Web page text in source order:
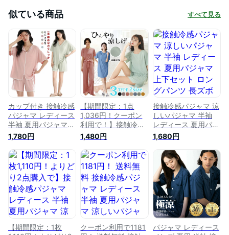
似ている商品 すべて見る
カップ付き 接触冷感
パジャマ レディース
半袖 夏用パジャマ
涼しいパジャマ ハー
フパンツ 長ズボン
ワンピース ルームウ
ェア ナイトウェア
上下セット ゆったり
シンプル 無地 寝間
着 部屋着 リラック
ス 大きいサイズ 送
料無料
1,780円
【期間限定：1点
1,036円！クーポン
利用で！】接触冷感
パジャマ レディース
半袖 夏用パジャマ
涼しいパジャマ ハー
フパンツ 長ズボン
ワンピース ルームウ
ェア ナイトウェア
上下セット ゆったり
無地 寝間着 部屋着
リラックス 大きいサ
イズ
1,480円
接触冷感パジャマ 涼
しいパジャマ 半袖
レディース 夏用パジ
ャマ 上下セット ロ
ングパンツ 長ズボン
セットアップ 長ズボ
ン ルームウェア ナ
イトウェア 部屋着
ゆったり 涼しい 無
地 寝間着 シンプル
リラックス ホームウ
ェア 寝巻き 冷感
1,680円
【期間限定：1枚
クーポン利用で1181
パジャマ レディース